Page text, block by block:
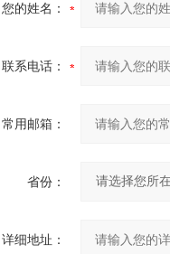
您的姓名：
联系电话：
常用邮箱：
省份：
详细地址：